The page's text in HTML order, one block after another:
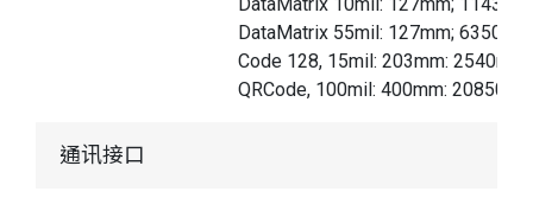
DataMatrix 55mil: 127mm; 6350mm
Code 128, 15mil: 203mm: 2540mm
QRCode, 100mil: 400mm:
通讯接口